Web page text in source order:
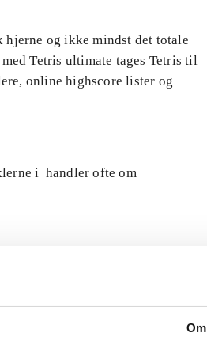
Om
og ikke mindst det totale
Tetris ultimate tages Tetris til
online highscore lister og
i handler ofte om